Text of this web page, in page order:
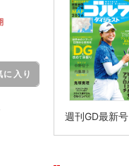
に入り
週刊GD最新号